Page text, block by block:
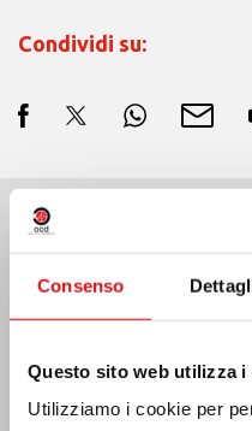
Consenso
Questo sito web utilizza i
Utilizziamo i cookie per
Condividi su:
Ultime Notizie:
MESSICO: